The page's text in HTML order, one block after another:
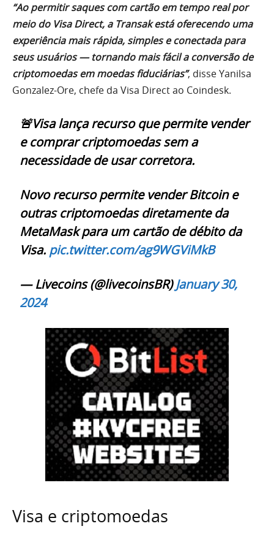
“Ao permitir saques com cartão em tempo real por
meio do Visa Direct, a Transak está oferecendo uma
experiência mais rápida, simples e conectada para
seus usuários — tornando mais fácil a conversão de
criptomoedas em moedas fiduciárias”, disse Yanilsa
Gonzalez-Ore, chefe da Visa Direct ao Coindesk.
🚨Visa lança recurso que permite vender
e comprar criptomoedas sem a
necessidade de usar corretora.
Novo recurso permite vender Bitcoin e
outras criptomoedas diretamente da
MetaMask para um cartão de débito da
Visa. pic.twitter.com/ag9WGViMkB
— Livecoins (@livecoinsBR)January 30,
2024
Visa e criptomoedas